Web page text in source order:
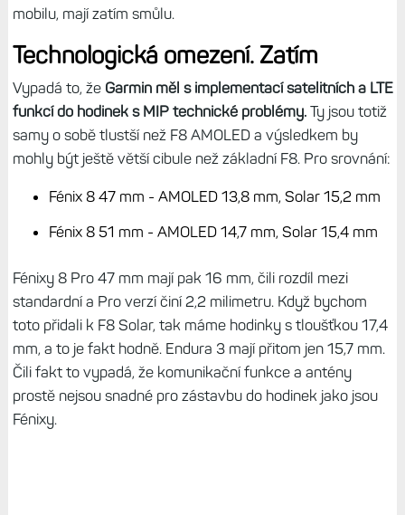
mobilu, mají zatím smůlu.
Technologická omezení. Zatím
Vypadá to, že Garmin měl s implementací satelitních a LTE
funkcí do hodinek s MIP technické problémy.Ty jsou totiž
samy o sobě tlustší než F8 AMOLED a výsledkem by
mohly být ještě větší cibule než základní F8. Pro srovnání:
Fénix 8 47 mm - AMOLED 13,8 mm, Solar 15,2 mm
Fénix 8 51 mm - AMOLED 14,7 mm, Solar 15,4 mm
Fénixy 8 Pro 47 mm mají pak 16 mm, čili rozdíl mezi
standardní a Pro verzí činí 2,2 milimetru. Když bychom
toto přidali k F8 Solar, tak máme hodinky s tloušťkou 17,4
mm, a to je fakt hodně. Endura 3 mají přitom jen 15,7 mm.
Čili fakt to vypadá, že komunikační funkce a antény
prostě nejsou snadné pro zástavbu do hodinek jako jsou
Fénixy.